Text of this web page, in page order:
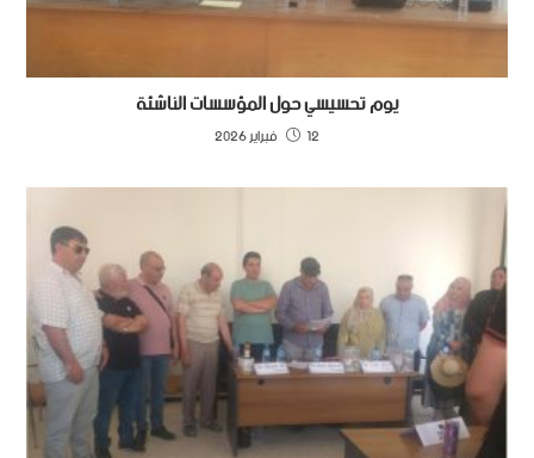
يوم تحسيسي حول المؤسسات الناشئة
12 فبراير 2026